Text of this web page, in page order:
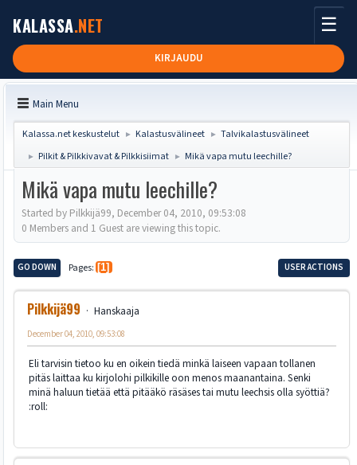
KALASSA.NET
KIRJAUDU
☰
Main Menu
Kalassa.net keskustelut ► Kalastusvälineet ► Talvikalastusvälineet
► Pilkit & Pilkkivavat & Pilkkisiimat ► Mikä vapa mutu leechille?
Mikä vapa mutu leechille?
Started by Pilkkijä99, December 04, 2010, 09:53:08
0 Members and 1 Guest are viewing this topic.
GO DOWN Pages 1 USER ACTIONS
Pilkkijä99 Hanskaaja
December 04, 2010, 09:53:08
Eli tarvisin tietoo ku en oikein tiedä minkä laiseen vapaan tollanen
pitäs laittaa ku kirjolohi pilkikille oon menos maanantaina. Senki
minä haluun tietää että pitääkö räsäses tai mutu leechsis olla syöttiä?
:roll: